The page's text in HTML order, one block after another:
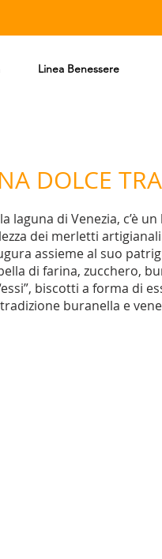
Linea Benessere
DOLCE
laguna di Venezia, c’è
dei merletti
assieme al suo
di farina, zucchero,
biscotti a forma di
tradizione buranella e